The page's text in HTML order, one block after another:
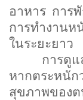
อาหาร การ
การทำงานห
ในระยะยาว
การดูแลต
หากตระหนัก
สุขภาพของต